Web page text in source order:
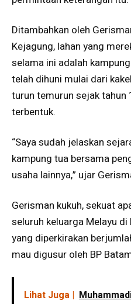
Ditambahkan oleh
Kejagung, lahan yang
selama ini adalah
telah dihuni mulai dari
turun temurun sejak tahun
terbentuk.
“Saya sudah jelaskan
kampung tua bersama
usaha lainnya,” ujar
Gerisman kukuh, sekuat
seluruh keluarga Melayu
yang diperkirakan
mau digusur oleh BP
Lihat Juga |